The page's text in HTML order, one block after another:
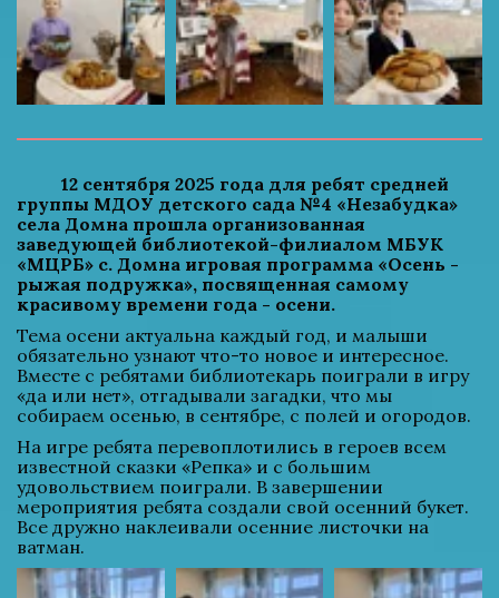
группы МДОУ детского сада №4 «Незабудка»
села Домна прошла организованная
заведующей библиотекой-филиалом МБУК
«МЦРБ» с. Домна игровая программа «Осень -
рыжая подружка», посвященная самому
красивому времени года - осени.
Тема осени актуальна каждый год, и малыши
обязательно узнают что-то новое и интересное.
Вместе с ребятами библиотекарь поиграли в игру
«да или нет», отгадывали загадки, что мы
собираем осенью, в сентябре, с полей и огородов.
На игре ребята перевоплотились в героев всем
известной сказки «Репка» и с большим
удовольствием поиграли. В завершении
мероприятия ребята создали свой осенний букет.
Все дружно наклеивали осенние листочки на
ватман.